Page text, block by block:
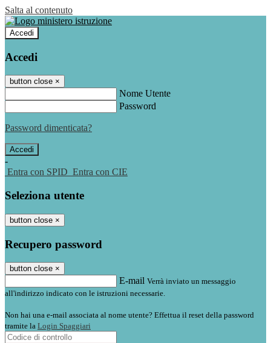
Salta al contenuto
Accedi
Accedi
button close ×
Nome Utente
Password
Password dimenticata?
-
Entra con SPID Entra con CIE
Seleziona utente
button close ×
Recupero password
button close ×
E-mail Verrà inviato un messaggio
all'indirizzo indicato con le istruzioni necessarie.
Non hai una e-mail associata al nome utente? Effettua il reset della password
tramite la Login Spaggiari